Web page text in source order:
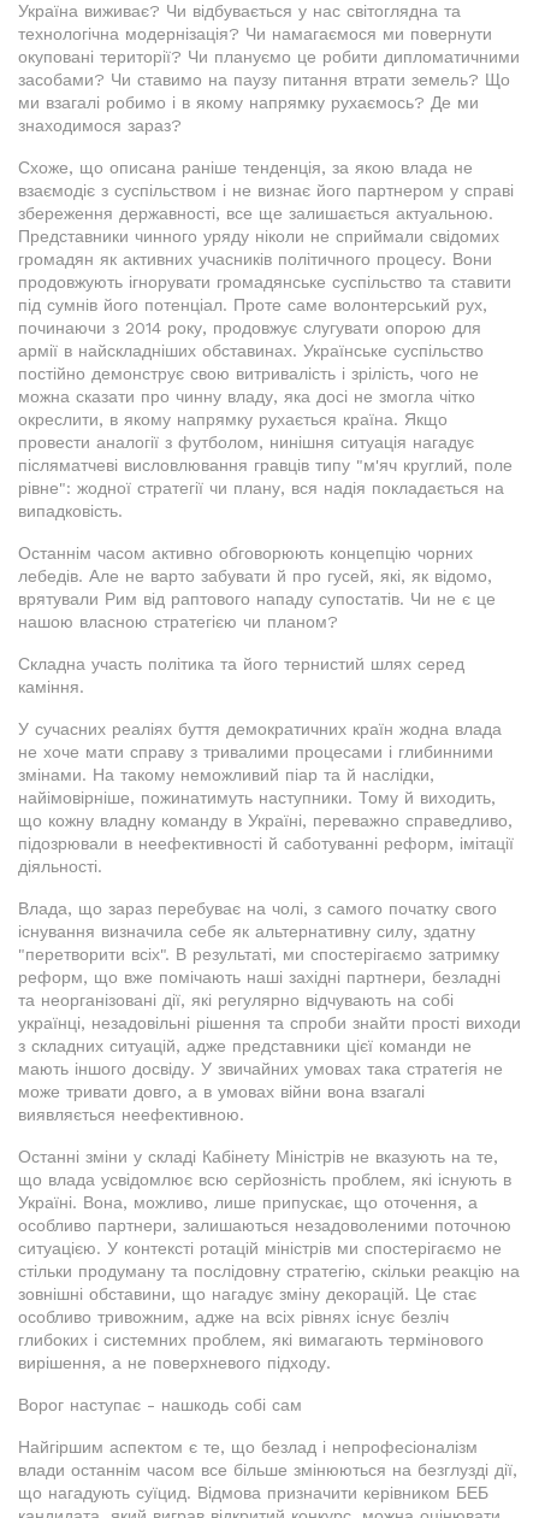
Україна виживає? Чи відбувається у нас світоглядна та
технологічна модернізація? Чи намагаємося ми повернути
окуповані території? Чи плануємо це робити дипломатичними
засобами? Чи ставимо на паузу питання втрати земель? Що
ми взагалі робимо і в якому напрямку рухаємось? Де ми
знаходимося зараз?
Схоже, що описана раніше тенденція, за якою влада не
взаємодіє з суспільством і не визнає його партнером у справі
збереження державності, все ще залишається актуальною.
Представники чинного уряду ніколи не сприймали свідомих
громадян як активних учасників політичного процесу. Вони
продовжують ігнорувати громадянське суспільство та ставити
під сумнів його потенціал. Проте саме волонтерський рух,
починаючи з 2014 року, продовжує слугувати опорою для
армії в найскладніших обставинах. Українське суспільство
постійно демонструє свою витривалість і зрілість, чого не
можна сказати про чинну владу, яка досі не змогла чітко
окреслити, в якому напрямку рухається країна. Якщо
провести аналогії з футболом, нинішня ситуація нагадує
післяматчеві висловлювання гравців типу "м'яч круглий, поле
рівне": жодної стратегії чи плану, вся надія покладається на
випадковість.
Останнім часом активно обговорюють концепцію чорних
лебедів. Але не варто забувати й про гусей, які, як відомо,
врятували Рим від раптового нападу супостатів. Чи не є це
нашою власною стратегією чи планом?
Складна участь політика та його тернистий шлях серед
каміння.
У сучасних реаліях буття демократичних країн жодна влада
не хоче мати справу з тривалими процесами і глибинними
змінами. На такому неможливий піар та й наслідки,
найімовірніше, пожинатимуть наступники. Тому й виходить,
що кожну владну команду в Україні, переважно справедливо,
підозрювали в неефективності й саботуванні реформ, імітації
діяльності.
Влада, що зараз перебуває на чолі, з самого початку свого
існування визначила себе як альтернативну силу, здатну
"перетворити всіх". В результаті, ми спостерігаємо затримку
реформ, що вже помічають наші західні партнери, безладні
та неорганізовані дії, які регулярно відчувають на собі
українці, незадовільні рішення та спроби знайти прості виходи
з складних ситуацій, адже представники цієї команди не
мають іншого досвіду. У звичайних умовах така стратегія не
може тривати довго, а в умовах війни вона взагалі
виявляється неефективною.
Останні зміни у складі Кабінету Міністрів не вказують на те,
що влада усвідомлює всю серйозність проблем, які існують в
Україні. Вона, можливо, лише припускає, що оточення, а
особливо партнери, залишаються незадоволеними поточною
ситуацією. У контексті ротацій міністрів ми спостерігаємо не
стільки продуману та послідовну стратегію, скільки реакцію на
зовнішні обставини, що нагадує зміну декорацій. Це стає
особливо тривожним, адже на всіх рівнях існує безліч
глибоких і системних проблем, які вимагають термінового
вирішення, а не поверхневого підходу.
Ворог наступає - нашкодь собі сам
Найгіршим аспектом є те, що безлад і непрофесіоналізм
влади останнім часом все більше змінюються на безглузді дії,
що нагадують суїцид. Відмова призначити керівником БЕБ